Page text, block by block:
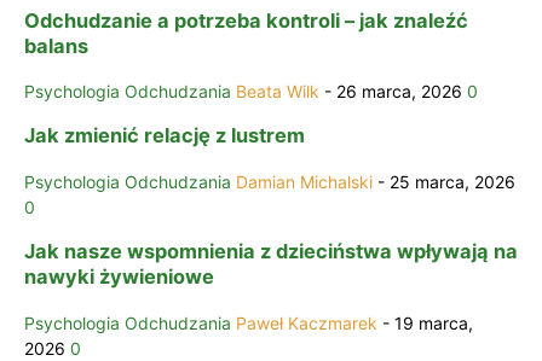
Odchudzanie a potrzeba kontroli – jak znaleźć
balans
Psychologia Odchudzania Beata Wilk - 26 marca, 2026 0
Jak zmienić relację z lustrem
Psychologia Odchudzania Damian Michalski - 25 marca, 2026
0
Jak nasze wspomnienia z dzieciństwa wpływają na
nawyki żywieniowe
Psychologia Odchudzania Paweł Kaczmarek - 19 marca,
2026 0